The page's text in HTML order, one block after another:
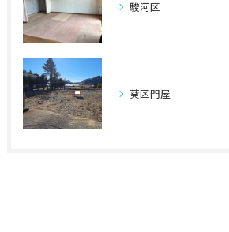
駿河区
葵区門屋